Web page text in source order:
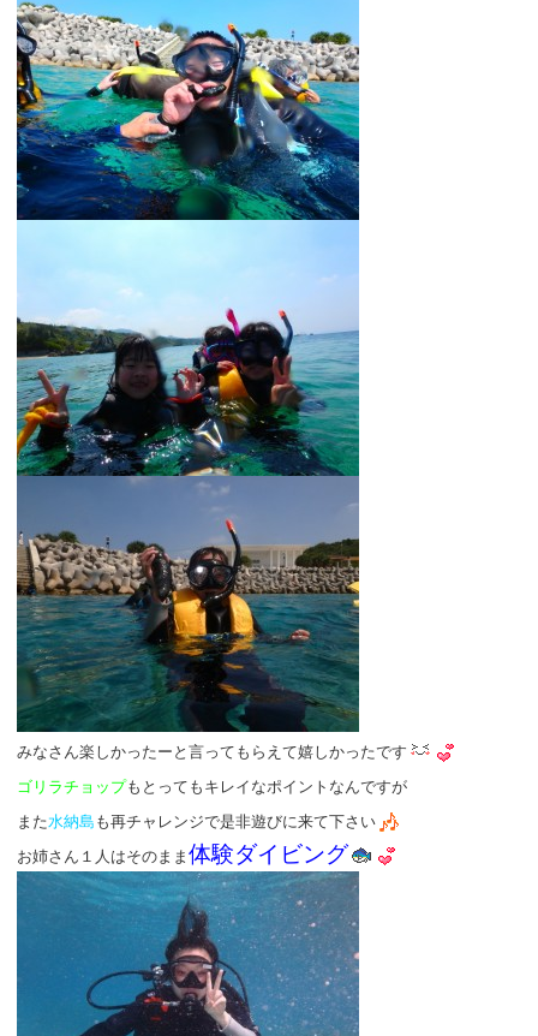
みなさん楽しかったーと言ってもらえて嬉しかったです
ゴリラチョップもとってもキレイなポイントなんですが
また水納島 も再チャレンジで是非遊びに来て下さい
お姉さん１人はそのまま 体験ダイビング